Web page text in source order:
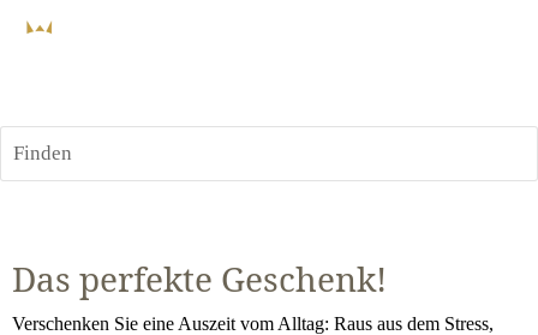
Finden
Das perfekte Geschenk!
Verschenken Sie eine Auszeit vom Alltag: Raus aus dem Stress,